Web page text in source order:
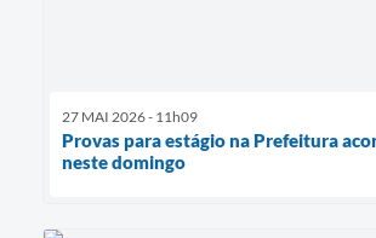
27 MAI 2026 - 11h09
Provas para estágio na Prefeitura
neste domingo